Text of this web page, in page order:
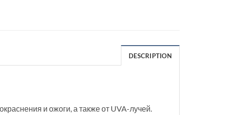
DESCRIPTION
и ожоги, а также от UVA-лучей.